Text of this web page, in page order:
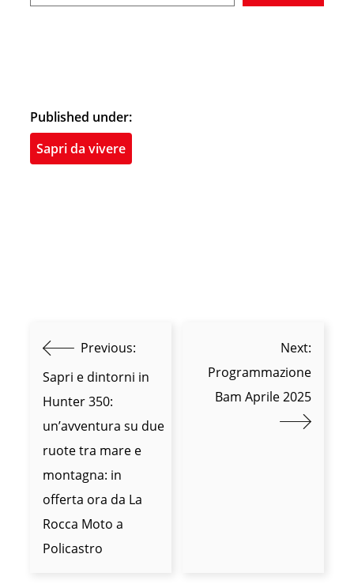
Published under:
Sapri da vivere
Previous:
Sapri e dintorni in
Hunter 350:
un’avventura su due
ruote tra mare e
montagna: in
offerta ora da La
Rocca Moto a
Policastro
Next:
Programmazione
Bam Aprile 2025